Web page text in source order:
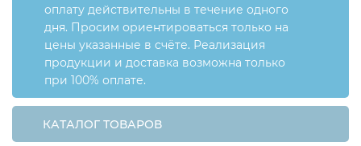
оплату действительны в течение одного
дня. Просим ориентироваться только на
цены указанные в счёте. Реализация
продукции и доставка возможна только
при 100% оплате.
КАТАЛОГ ТОВАРОВ